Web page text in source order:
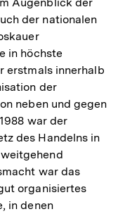
der nationalen
in höchste
erstmals innerhalb
der
neben und gegen
war der
des Handelns in
war das
organisiertes
in denen